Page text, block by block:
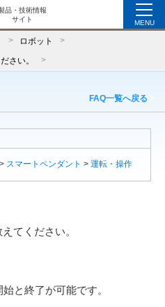
品・技術情報
サイト
MENU
ロボット
さい。
FAQ一覧へ戻る
> スマートペンダント > 運転・操作
てください。
と終了が可能です。